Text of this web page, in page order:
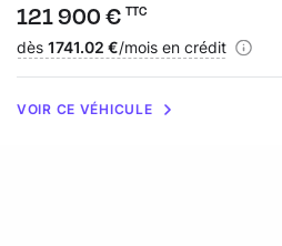
Prix :
121 900 € TTC
Financement :
dès 1741.02 €/mois en crédit
VOIR CE VÉHICULE